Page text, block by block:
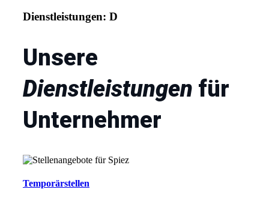
Dienstleistungen: D
Unsere
Dienstleistungen für
Unternehmer
Temporärstellen